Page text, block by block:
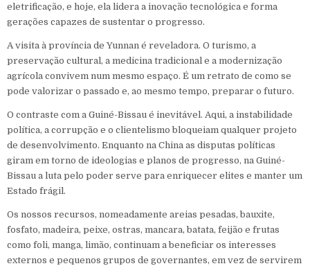
eletrificação, e hoje, ela lidera a inovação tecnológica e forma
gerações capazes de sustentar o progresso.
A visita à província de Yunnan é reveladora. O turismo, a
preservação cultural, a medicina tradicional e a modernização
agrícola convivem num mesmo espaço. É um retrato de como se
pode valorizar o passado e, ao mesmo tempo, preparar o futuro.
O contraste com a Guiné-Bissau é inevitável. Aqui, a instabilidade
política, a corrupção e o clientelismo bloqueiam qualquer projeto
de desenvolvimento. Enquanto na China as disputas políticas
giram em torno de ideologias e planos de progresso, na Guiné-
Bissau a luta pelo poder serve para enriquecer elites e manter um
Estado frágil.
Os nossos recursos, nomeadamente areias pesadas, bauxite,
fosfato, madeira, peixe, ostras, mancara, batata, feijão e frutas
como foli, manga, limão, continuam a beneficiar os interesses
externos e pequenos grupos de governantes, em vez de servirem